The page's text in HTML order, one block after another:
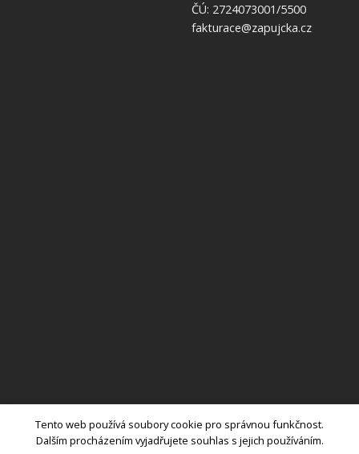
ČÚ: 2724073001/5500
fakturace@zapujcka.cz
nabídka vybavení návrhy inspirace služby o firmě
reference
kontakt
obchodní podmínky
Tento web používá soubory cookie pro správnou funkčnost.
Dalším procházením vyjadřujete souhlas s jejich používáním.